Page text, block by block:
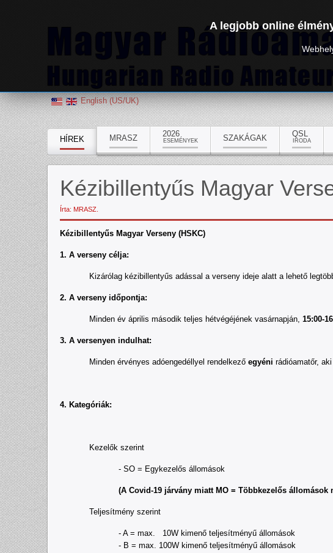
English (US/UK)
HÍREK MRASZ 2026
ESEMÉNYEK SZAKÁGAK QSL
IRODA
Kézibillentyűs Magyar
Írta: MRASZ.
Kézibillentyűs Magyar Verseny (HSKC)
1. A verseny célja:
Kizárólag kézibillentyűs adással a verseny ideje alatt a lehető legtöbb
2. A verseny időpontja:
Minden év április második teljes hétvégéjének vasárnapján, 15:00-
3. A versenyen indulhat:
Minden érvényes adóengedéllyel rendelkező egyéni rádióamatőr,
4. Kategóriák:
Kezelők szerint
- SO = Egykezelős állomások
(A Covid-19 járvány miatt MO = Többkezelős állomások
Teljesítmény szerint
- A = max. 10W kimenő teljesítményű állomások
- B = max. 100W kimenő teljesítményű állomások
A legjobb online